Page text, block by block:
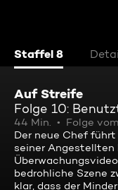
Staffel 8
Auf Streife
Folge 10:
44 Min. Folge
Der neue Chef
seiner Angestellten
bedrohliche Szene
klar, dass der